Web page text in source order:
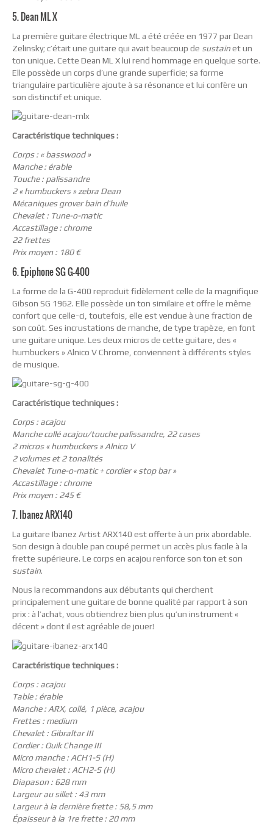
5. Dean ML X
La première guitare électrique ML a été créée en 1977 par Dean
Zelinsky; c’était une guitare qui avait beaucoup de sustainet un
ton unique. Cette Dean ML X lui rend hommage en quelque sorte.
Elle possède un corps d’une grande superficie; sa forme
triangulaire particulière ajoute à sa résonance et lui confère un
son distinctif et unique.
Caractéristique techniques :
Corps : « basswood »
Manche : érable
Touche : palissandre
2 « humbuckers » zebra Dean
Mécaniques grover bain d’huile
Chevalet : Tune-o-matic
Accastillage : chrome
22 frettes
Prix moyen : 180 €
6. Epiphone SG G-400
La forme de la G-400 reproduit fidèlement celle de la magnifique
Gibson SG 1962. Elle possède un ton similaire et offre le même
confort que celle-ci, toutefois, elle est vendue à une fraction de
son coût. Ses incrustations de manche, de type trapèze, en font
une guitare unique. Les deux micros de cette guitare, des «
humbuckers » Alnico V Chrome, conviennent à différents styles
de musique.
Caractéristique techniques :
Corps : acajou
Manche collé acajou/touche palissandre, 22 cases
2 micros « humbuckers » Alnico V
2 volumes et 2 tonalités
Chevalet Tune-o-matic + cordier « stop bar »
Accastillage : chrome
Prix moyen : 245 €
7. Ibanez ARX140
La guitare Ibanez Artist ARX140 est offerte à un prix abordable.
Son design à double pan coupé permet un accès plus facile à la
frette supérieure. Le corps en acajou renforce son ton et son
sustain.
Nous la recommandons aux débutants qui cherchent
principalement une guitare de bonne qualité par rapport à son
prix : à l’achat, vous obtiendrez bien plus qu’un instrument «
décent » dont il est agréable de jouer!
Caractéristique techniques :
Corps : acajou
Table : érable
Manche : ARX, collé, 1 pièce, acajou
Frettes : medium
Chevalet : Gibraltar III
Cordier : Quik Change III
Micro manche : ACH1-S (H)
Micro chevalet : ACH2-S (H)
Diapason : 628 mm
Largeur au sillet : 43 mm
Largeur à la dernière frette : 58,5 mm
Épaisseur à la 1re frette : 20 mm